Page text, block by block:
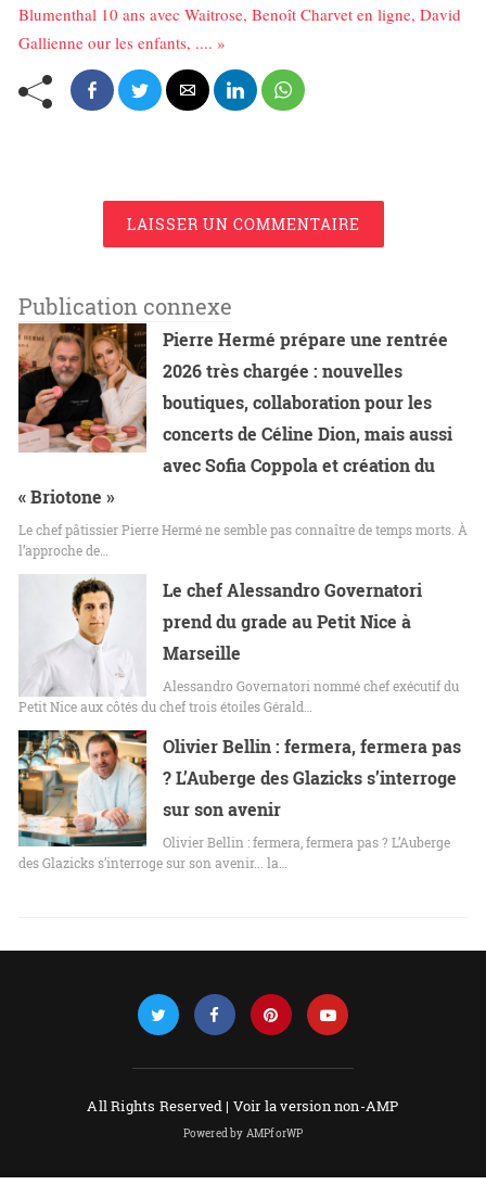
Blumenthal 10 ans avec Waitrose, Benoît Charvet en ligne, David
Gallienne our les enfants, .... »
LAISSER UN COMMENTAIRE
Publication connexe
Pierre Hermé prépare une rentrée
2026 très chargée : nouvelles
boutiques, collaboration pour les
concerts de Céline Dion, mais aussi
avec Sofia Coppola et création du
« Briotone »
Le chef pâtissier Pierre Hermé ne semble pas connaître de temps morts. À
l’approche de…
Le chef Alessandro Governatori
prend du grade au Petit Nice à
Marseille
Alessandro Governatori nommé chef exécutif du
Petit Nice aux côtés du chef trois étoiles Gérald…
Olivier Bellin : fermera, fermera pas
? L’Auberge des Glazicks s’interroge
sur son avenir
Olivier Bellin : fermera, fermera pas ? L’Auberge
des Glazicks s’interroge sur son avenir... la…
All Rights Reserved | Voir la version non-AMP
Powered by AMPforWP